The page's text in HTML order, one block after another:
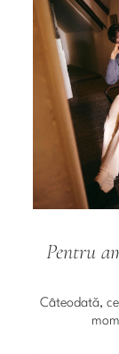
Pentru
Câteodată,